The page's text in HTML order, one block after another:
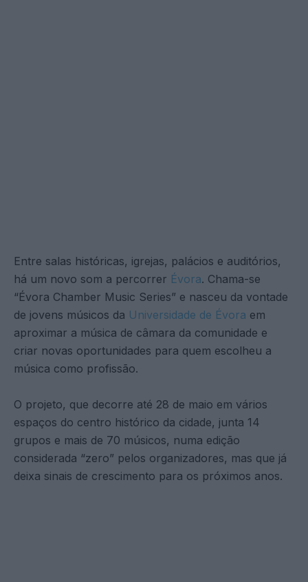
Entre salas históricas, igrejas, palácios e auditórios,
há um novo som a percorrer Évora. Chama-se
“Évora Chamber Music Series” e nasceu da vontade
de jovens músicos da Universidade de Évora em
aproximar a música de câmara da comunidade e
criar novas oportunidades para quem escolheu a
música como profissão.
O projeto, que decorre até 28 de maio em vários
espaços do centro histórico da cidade, junta 14
grupos e mais de 70 músicos, numa edição
considerada “zero” pelos organizadores, mas que já
deixa sinais de crescimento para os próximos anos.